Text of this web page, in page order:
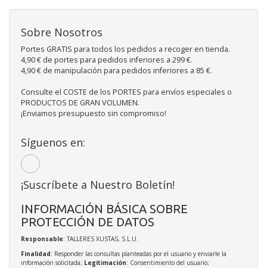
Sobre Nosotros
Portes GRATIS para todos los pedidos a recoger en tienda.
4,90 € de portes para pedidos inferiores a 299 €.
4,90 € de manipulación para pedidos inferiores a 85 €.
Consulte el COSTE de los PORTES para envíos especiales o
PRODUCTOS DE GRAN VOLUMEN.
¡Enviamos presupuesto sin compromiso!
Síguenos en:
¡Suscríbete a Nuestro Boletín!
INFORMACIÓN BÁSICA SOBRE
PROTECCIÓN DE DATOS
Responsable: TALLERES XUSTAS, S.L.U.
Finalidad: Responder las consultas planteadas por el usuario y enviarle la
información solicitada; Legitimación: Consentimiento del usuario;